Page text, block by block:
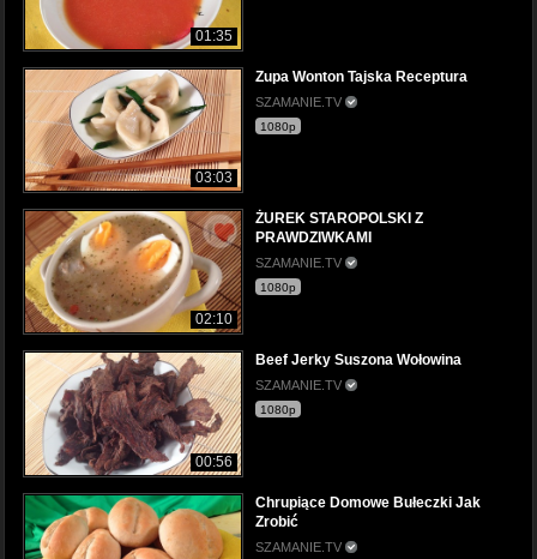
01:35
03:03
Zupa Wonton Tajska Receptura
SZAMANIE.TV
1080p
02:10
ŻUREK STAROPOLSKI Z
PRAWDZIWKAMI
SZAMANIE.TV
1080p
00:56
Beef Jerky Suszona Wołowina
SZAMANIE.TV
1080p
Chrupiące Domowe Bułeczki Jak
Zrobić
SZAMANIE.TV